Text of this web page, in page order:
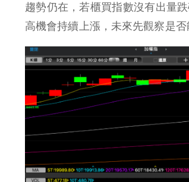
趨勢仍在，若櫃買指數沒有出量
高機會持續上漲，未來先觀察是